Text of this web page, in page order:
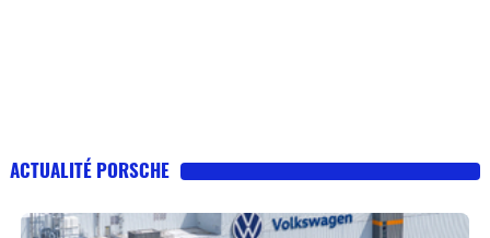
ACTUALITÉ PORSCHE